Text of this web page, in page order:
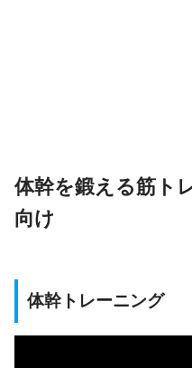
体幹を鍛える筋ト
向け
体幹トレーニング